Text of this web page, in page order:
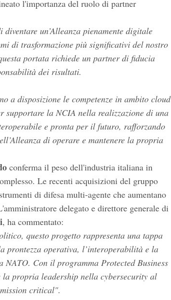
l'importanza del ruolo di partner
un’Alleanza pienamente digitale
di trasformazione più significativi del nostro
portata richiede un partner di fiducia
dei risultati.
a disposizione le competenze in ambito cloud
supportare la NCIA nella realizzazione di una
e pronta per il futuro, rafforzando
di operare e mantenere la propria
conferma il peso dell'industria italiana in
Le recenti acquisizioni del gruppo
di difesa multi-agente che aumentano
delegato e direttore generale di
, ha commentato:
questo progetto rappresenta una tappa
prontezza operativa, l’interoperabilità e la
Con il programma Protected Business
la propria leadership nella cybersecurity al
critical".